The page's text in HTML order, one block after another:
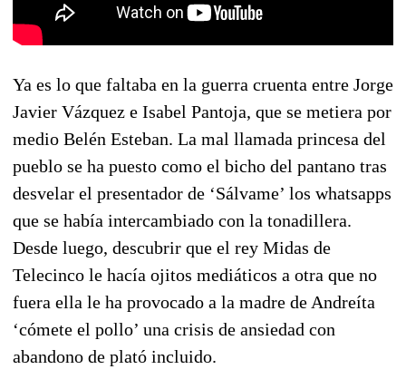
Ya es lo que faltaba en la guerra cruenta entre Jorge
Javier Vázquez e Isabel Pantoja, que se metiera por
medio Belén Esteban. La mal llamada princesa del
pueblo se ha puesto como el bicho del pantano tras
desvelar el presentador de ‘Sálvame’ los whatsapps
que se había intercambiado con la tonadillera.
Desde luego, descubrir que el rey Midas de
Telecinco le hacía ojitos mediáticos a otra que no
fuera ella le ha provocado a la madre de Andreíta
‘cómete el pollo’ una crisis de ansiedad con
abandono de plató incluido.